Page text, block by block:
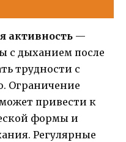
активность —
дыханием после
трудности с
Ограничение
привести к
формы и
Регулярные